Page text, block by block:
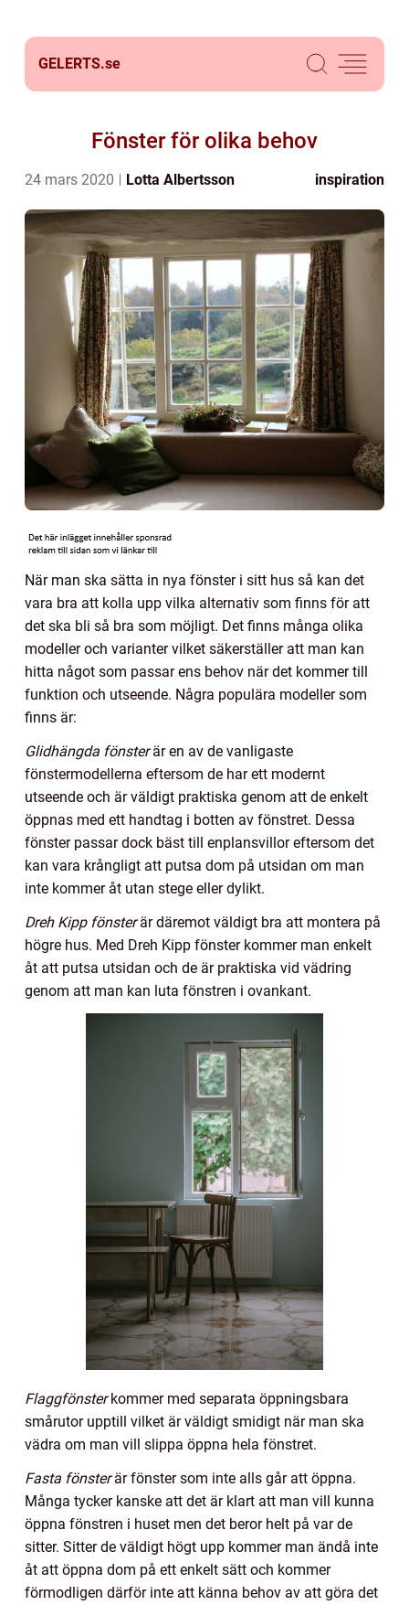
GELERTS.se
Fönster för olika behov
24 mars 2020 Lotta Albertsson inspiration
När man ska sätta in nya fönster i sitt hus så kan det
vara bra att kolla upp vilka alternativ som finns för att
det ska bli så bra som möjligt. Det finns många olika
modeller och varianter vilket säkerställer att man kan
hitta något som passar ens behov när det kommer till
funktion och utseende. Några populära modeller som
finns är:
Glidhängda fönsterär en av de vanligaste
fönstermodellerna eftersom de har ett modernt
utseende och är väldigt praktiska genom att de enkelt
öppnas med ett handtag i botten av fönstret. Dessa
fönster passar dock bäst till enplansvillor eftersom det
kan vara krångligt att putsa dom på utsidan om man
inte kommer åt utan stege eller dylikt.
Dreh Kipp fönsterär däremot väldigt bra att montera på
högre hus. Med Dreh Kipp fönster kommer man enkelt
åt att putsa utsidan och de är praktiska vid vädring
genom att man kan luta fönstren i ovankant.
Flaggfönsterkommer med separata öppningsbara
smårutor upptill vilket är väldigt smidigt när man ska
vädra om man vill slippa öppna hela fönstret.
Fasta fönsterär fönster som inte alls går att öppna.
Många tycker kanske att det är klart att man vill kunna
öppna fönstren i huset men det beror helt på var de
sitter. Sitter de väldigt högt upp kommer man ändå inte
åt att öppna dom på ett enkelt sätt och kommer
förmodligen därför inte att känna behov av att göra det